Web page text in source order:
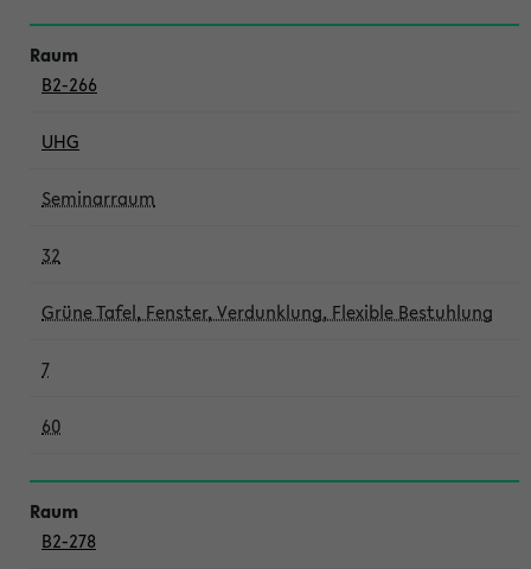
B2-266
UHG
Seminarraum
32
Grüne Tafel, Fenster, Verdunklung, Flexible Bestuhlung
7
60
B2-278